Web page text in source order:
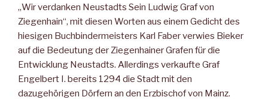
„Wir verdanken Neustadts Sein Ludwig Graf von
Ziegenhain“, mit diesen Worten aus einem Gedicht des
hiesigen Buchbindermeisters Karl Faber verwies Bieker
auf die Bedeutung der Ziegenhainer Grafen für die
Entwicklung Neustadts. Allerdings verkaufte Graf
Engelbert I. bereits 1294 die Stadt mit den
dazugehörigen Dörfern an den Erzbischof von Mainz.